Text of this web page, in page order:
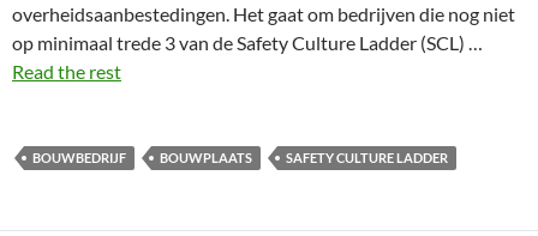
overheidsaanbestedingen. Het gaat om bedrijven die nog niet
op minimaal trede 3 van de Safety Culture Ladder (SCL) …
Read the rest
BOUWBEDRIJF BOUWPLAATS SAFETY CULTURE LADDER